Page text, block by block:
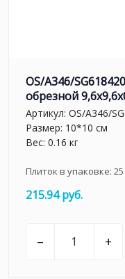
OS/A346/
обрезной
Артикул: OS/A346/
Размер: 10*10 см
Вес: 0.16 кг
Плиток в упаковке: 25
215.94 руб.
– +